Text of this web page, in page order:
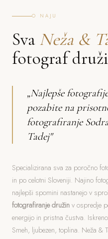
O NAJU
Sva Neža &
fotograf
„Najlepše
pozabite na
fotografiranje
Tadej"
Specializirana sva za poročno
in po celotni Sloveniji. Najino
najlepši spomini nastanejo v
fotografiranje družin v ospredje
energijo in pristna čustva.
Smeh, ljubezen, toplina. Neža &